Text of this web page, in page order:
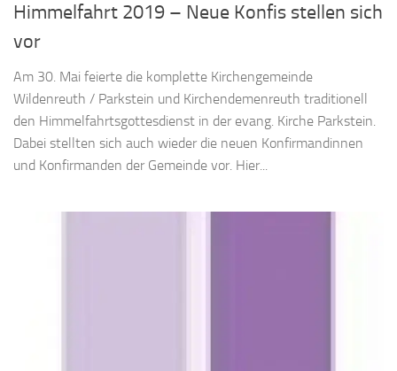
Himmelfahrt 2019 – Neue Konfis stellen sich
vor
Am 30. Mai feierte die komplette Kirchengemeinde
Wildenreuth / Parkstein und Kirchendemenreuth traditionell
den Himmelfahrtsgottesdienst in der evang. Kirche Parkstein.
Dabei stellten sich auch wieder die neuen Konfirmandinnen
und Konfirmanden der Gemeinde vor. Hier...